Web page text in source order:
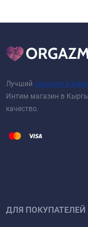
Лучший сексшоп в
Интим магазин в
качество.
ДЛЯ ПОКУПАТЕЛЕЙ